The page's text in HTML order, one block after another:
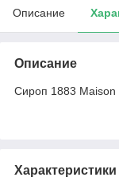
Описание
Описание
Сироп 1883 Maison
Характеристики